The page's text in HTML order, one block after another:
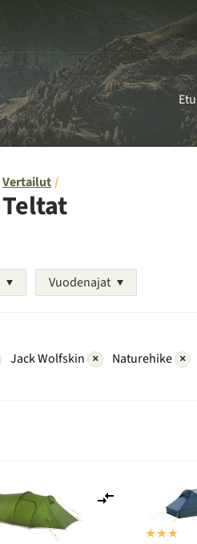
Vertailut
Teltat
Vuodenajat
Jack Wolfskin × Naturehike ×
vertailuun